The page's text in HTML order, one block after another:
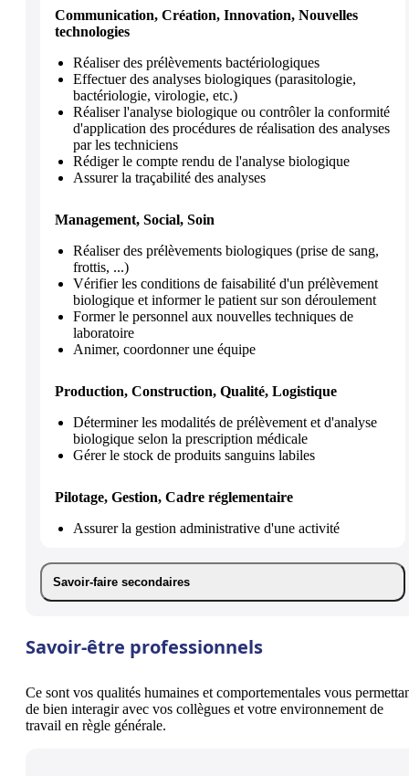
Communication, Création, Innovation, Nouvelles
technologies
Réaliser des prélèvements bactériologiques
Effectuer des analyses biologiques (parasitologie,
bactériologie, virologie, etc.)
Réaliser l'analyse biologique ou contrôler la conformité
d'application des procédures de réalisation des analyses
par les techniciens
Rédiger le compte rendu de l'analyse biologique
Assurer la traçabilité des analyses
Management, Social, Soin
Réaliser des prélèvements biologiques (prise de sang,
frottis, ...)
Vérifier les conditions de faisabilité d'un prélèvement
biologique et informer le patient sur son déroulement
Former le personnel aux nouvelles techniques de
laboratoire
Animer, coordonner une équipe
Production, Construction, Qualité, Logistique
Déterminer les modalités de prélèvement et d'analyse
biologique selon la prescription médicale
Gérer le stock de produits sanguins labiles
Pilotage, Gestion, Cadre réglementaire
Assurer la gestion administrative d'une activité
Savoir-faire secondaires
Savoir-être professionnels
Ce sont vos qualités humaines et comportementales vous
de bien interagir avec vos collègues et votre environnement de
travail en règle générale.